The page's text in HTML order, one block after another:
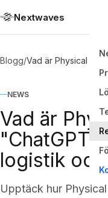
Nextwaves
Blogg/
NEWS
Vad är
"ChatGPT-
logistik och
Upptäck hur